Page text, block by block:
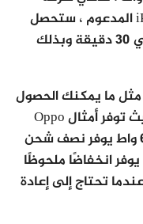
Apple أنه بغض النظر عن طراز iPhone المدعوم ، ستحصل
على حوالي 50 بالمائة من الشحن في 30 دقيقة وبذلك
مثل ما يمكنك الحصول
عليه على بعض أجهزة Android ، حيث توفر أمثال Oppo
Find X2 Pro شحنًا سريعًا لا يصدق 65 واط يوفر نصف شحن
يوفر انخفاضًا ملحوظًا
تحتاج إلى إعادة